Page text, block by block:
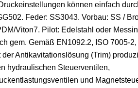
können einfach
Feder: SS3043. Vorbau: SS /
Viton7. Pilot: Edelstahl oder
gem. Gemäß EN1092.2, ISO 7005-2,
Antikavitationslösung (Trim)
hydraulischen Steuerventilen,
und